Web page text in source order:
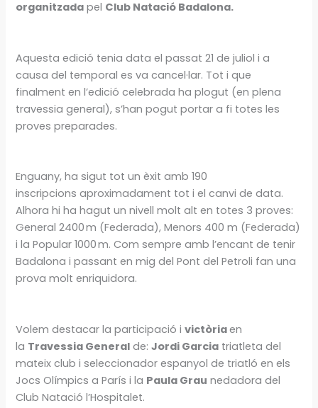
organitzada pel Club Natació Badalona.
Aquesta edició tenia data el passat 21 de juliol i a
causa del temporal es va cancel·lar. Tot i que
finalment en l’edició celebrada ha plogut (en plena
travessia general), s’han pogut portar a fi totes les
proves preparades.
Enguany, ha sigut tot un èxit amb 190
inscripcions aproximadament tot i el canvi de data.
Alhora hi ha hagut un nivell molt alt en totes 3 proves:
General 2400 m (Federada), Menors 400 m (Federada)
i la Popular 1000 m. Com sempre amb l’encant de tenir
Badalona i passant en mig del Pont del Petroli fan una
prova molt enriquidora.
Volem destacar la participació ivictòriaen
la Travessia General de:Jordi Garcia triatleta del
mateix club i seleccionador espanyol de triatló en els
Jocs Olímpics a París i la Paula Grau nedadora del
Club Natació l’Hospitalet.